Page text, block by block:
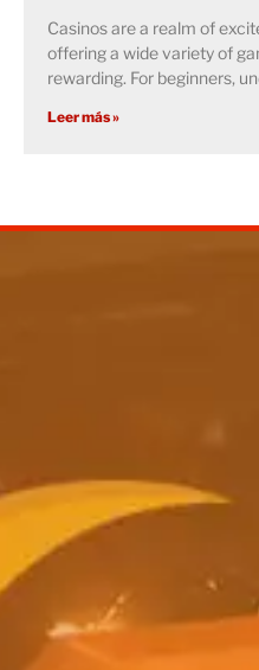
Casinos are a realm of
offering a wide variety of
rewarding. For beginners,
Leer más »